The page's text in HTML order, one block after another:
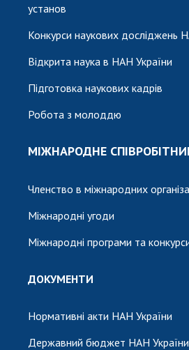
установ
Конкурси наукових досліджень
Відкрита наука в НАН України
Підготовка наукових кадрів
Робота з молоддю
МІЖНАРОДНЕ
Членство в міжнародних
Міжнародні угоди
Міжнародні програми та
ДОКУМЕНТИ
Нормативні акти НАН України
Державний бюджет НАН України